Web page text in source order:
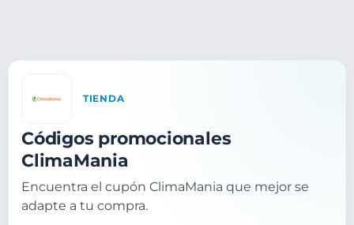
TIENDA
Códigos promocionales
ClimaMania
Encuentra el cupón ClimaMania que mejor se
adapte a tu compra.